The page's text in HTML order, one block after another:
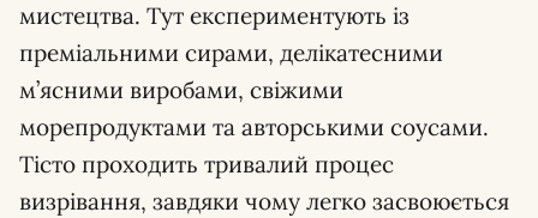
мистецтва. Тут експериментують із
преміальними сирами, делікатесними
м’ясними виробами, свіжими
морепродуктами та авторськими соусами.
Тісто проходить тривалий процес
визрівання, завдяки чому легко засвоюється